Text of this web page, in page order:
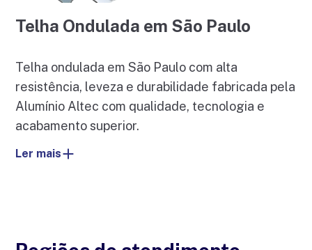
Telha Ondulada em São Paulo
Telha ondulada em São Paulo com alta
resistência, leveza e durabilidade fabricada pela
Alumínio Altec com qualidade, tecnologia e
acabamento superior.
Ler mais